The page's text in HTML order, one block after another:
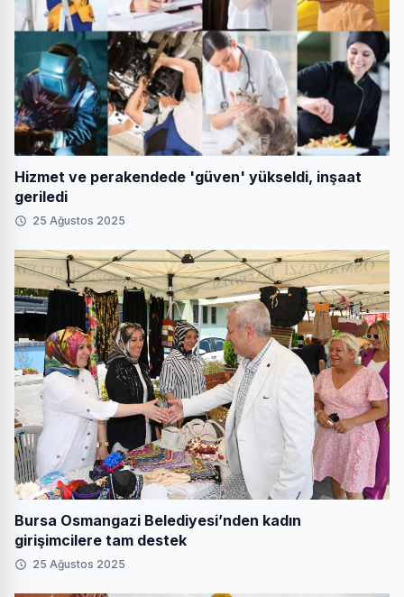
Hizmet ve perakendede 'güven' yükseldi, inşaat
geriledi
25 Ağustos 2025
Bursa Osmangazi Belediyesi’nden kadın
girişimcilere tam destek
25 Ağustos 2025